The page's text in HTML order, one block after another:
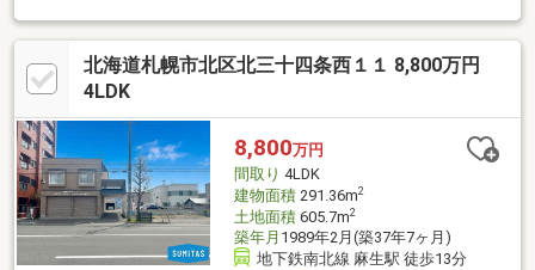
地下鉄【澄川】駅まで徒歩12分●吹抜けによる開放感●シャッター
付き車庫●融雪槽あり
北海道札幌市北区北三十四条西１１ 8,800万円
4LDK
8,800万円
間取り 4LDK
建物面積291.36m2
土地面積605.7m2
築年月 1989年2月(築37年7ヶ月)
地下鉄南北線 麻生駅 徒歩13分